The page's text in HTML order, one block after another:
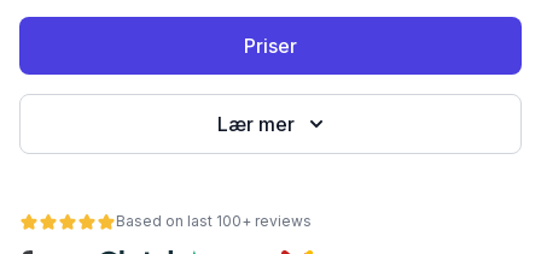
Priser
Lær mer
Based on last 100+ reviews